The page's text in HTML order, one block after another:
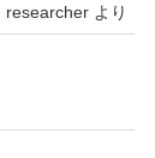
researcherより